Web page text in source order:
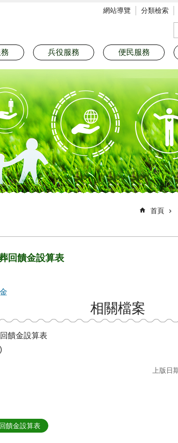
網站導覽 分類檢索
兵役服務 便民服務
首頁
回饋金設算表
相關檔案
饋金設算表
上版日
饋金設算表